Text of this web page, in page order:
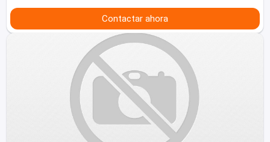
Contactar ahora